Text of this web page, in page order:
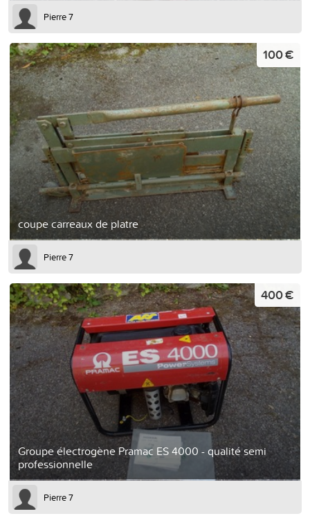
Pierre 7
coupe carreaux de platre
100 €
Pierre 7
Groupe électrogène Pramac ES 4000 - qualité semi
professionnelle
400 €
Pierre 7